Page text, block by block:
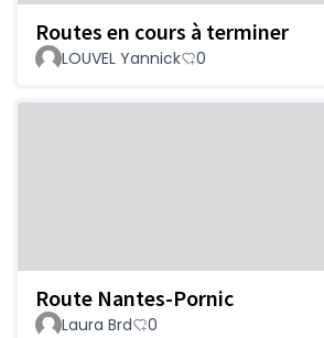
Routes en cours à terminer
LOUVEL Yannick 0
Route Nantes-Pornic
Laura Brd 0